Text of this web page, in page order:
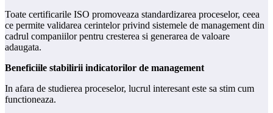
Toate certificarile ISO promoveaza standardizarea proceselor, ceea
ce permite validarea cerintelor privind sistemele de management din
cadrul companiilor pentru cresterea si generarea de valoare
adaugata.
Beneficiile stabilirii indicatorilor de management
In afara de studierea proceselor, lucrul interesant este sa stim cum
functioneaza.